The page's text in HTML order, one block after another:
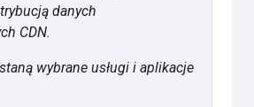
danych
CDN.
wybrane usługi i aplikacje